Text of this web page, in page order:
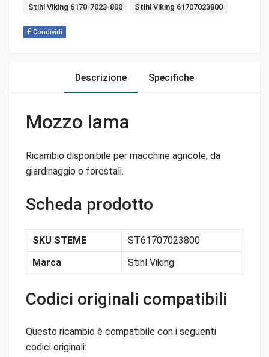
Tags:
Stihl Viking 6170-7023-800 Stihl Viking 61707023800
Condividi
Descrizione Specifiche
Mozzo lama
Ricambio disponibile per macchine agricole, da
giardinaggio o forestali.
Scheda prodotto
SKU STEME
ST61707023800
Marca
Stihl Viking
Codici originali compatibili
Questo ricambio è compatibile con i seguenti
codici originali: